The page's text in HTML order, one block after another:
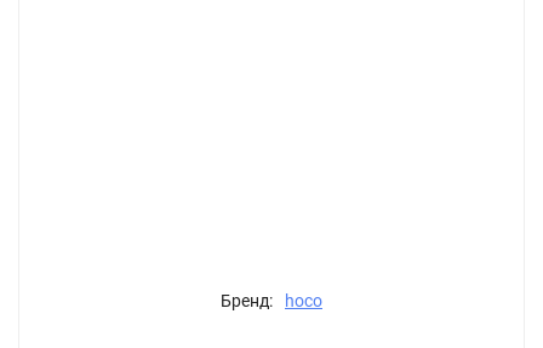
Бренд: hoco